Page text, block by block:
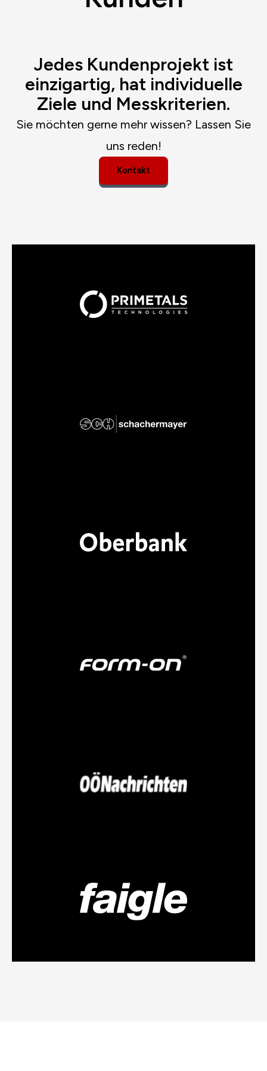
Jedes Kundenprojekt ist
einzigartig, hat individuelle
Ziele und Messkriterien.
Sie möchten gerne mehr wissen? Lassen Sie
uns reden!
Kontakt